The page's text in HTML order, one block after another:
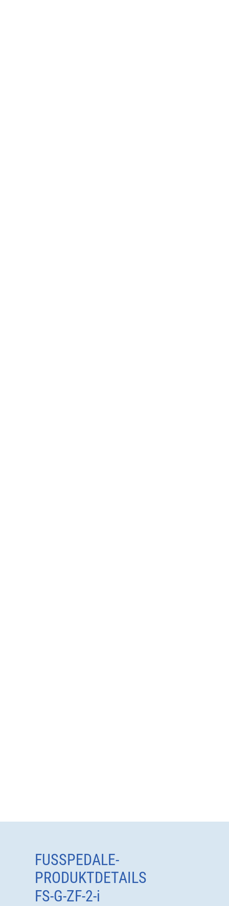
FUSSPEDALE-
PRODUKTDETAILS
FS-G-ZF-2-i